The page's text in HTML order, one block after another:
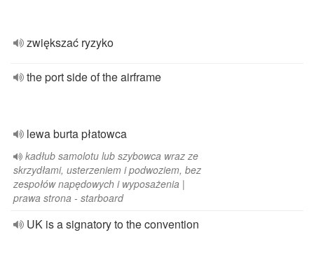
zwiększać ryzyko
the port side of the airframe
lewa burta płatowca
kadłub samolotu lub szybowca wraz ze
skrzydłami, usterzeniem i podwoziem, bez
zespołów napędowych i wyposażenia |
prawa strona - starboard
UK is a signatory to the convention